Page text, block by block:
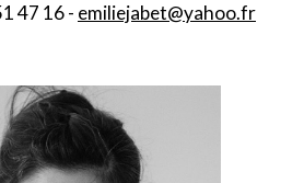
47 16 - emiliejabet@yahoo.fr